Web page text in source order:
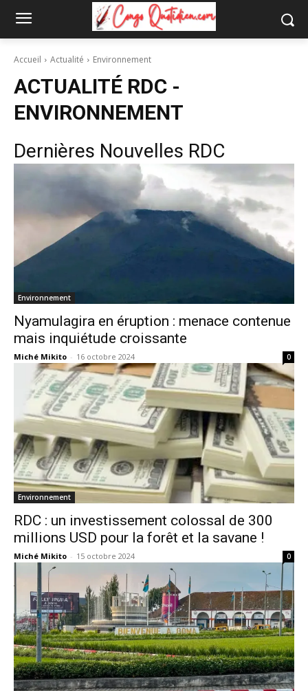
Accueil Actualité Environnement
ACTUALITÉ RDC -
ENVIRONNEMENT
Dernières Nouvelles RDC
Environnement
Nyamulagira en éruption : menace contenue
mais inquiétude croissante
Miché Mikito - 16 octobre 2024 0
Environnement
RDC : un investissement colossal de 300
millions USD pour la forêt et la savane !
Miché Mikito - 15 octobre 2024 0